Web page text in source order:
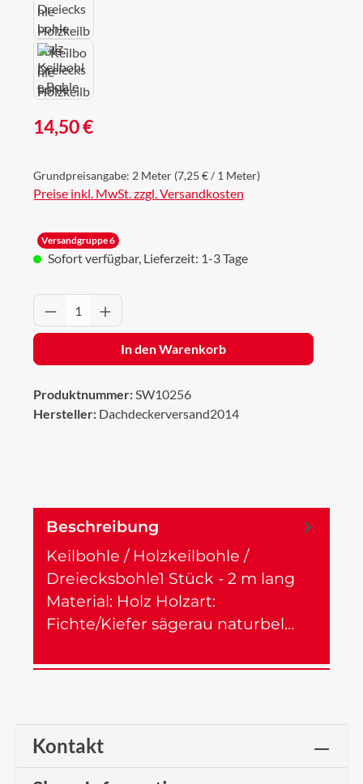
Regulärer Preis:
14,50 €
Grundpreisangabe: 2 Meter (7,25 € / 1 Meter)
Preise inkl. MwSt. zzgl. Versandkosten
Versandgruppe 6
Sofort verfügbar, Lieferzeit: 1-3 Tage
Produkt Anzahl: Gib den gewünschten
In den Warenkorb
Produktnummer:SW10256
Hersteller: Dachdeckerversand2014
Beschreibung
Keilbohle / Holzkeilbohle /
Dreiecksbohle1 Stück - 2 m lang
Material: Holz Holzart:
Fichte/Kiefer sägerau naturbel…
Kontakt